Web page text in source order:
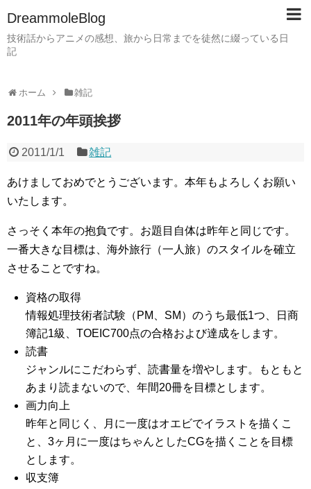
DreammoleBlog
技術話からアニメの感想、旅から日常までを徒然に綴っている日
記
ホーム 雑記
2011年の年頭挨拶
2011/1/1 雑記
あけましておめでとうございます。本年もよろしくお願い
いたします。
さっそく本年の抱負です。お題目自体は昨年と同じです。
一番大きな目標は、海外旅行（一人旅）のスタイルを確立
させることですね。
資格の取得
情報処理技術者試験（PM、SM）のうち最低1つ、日商
簿記1級、TOEIC700点の合格および達成をします。
読書
ジャンルにこだわらず、読書量を増やします。もともと
あまり読まないので、年間20冊を目標とします。
画力向上
昨年と同じく、月に一度はオエビでイラストを描くこ
と、3ヶ月に一度はちゃんとしたCGを描くことを目標
とします。
収支簿